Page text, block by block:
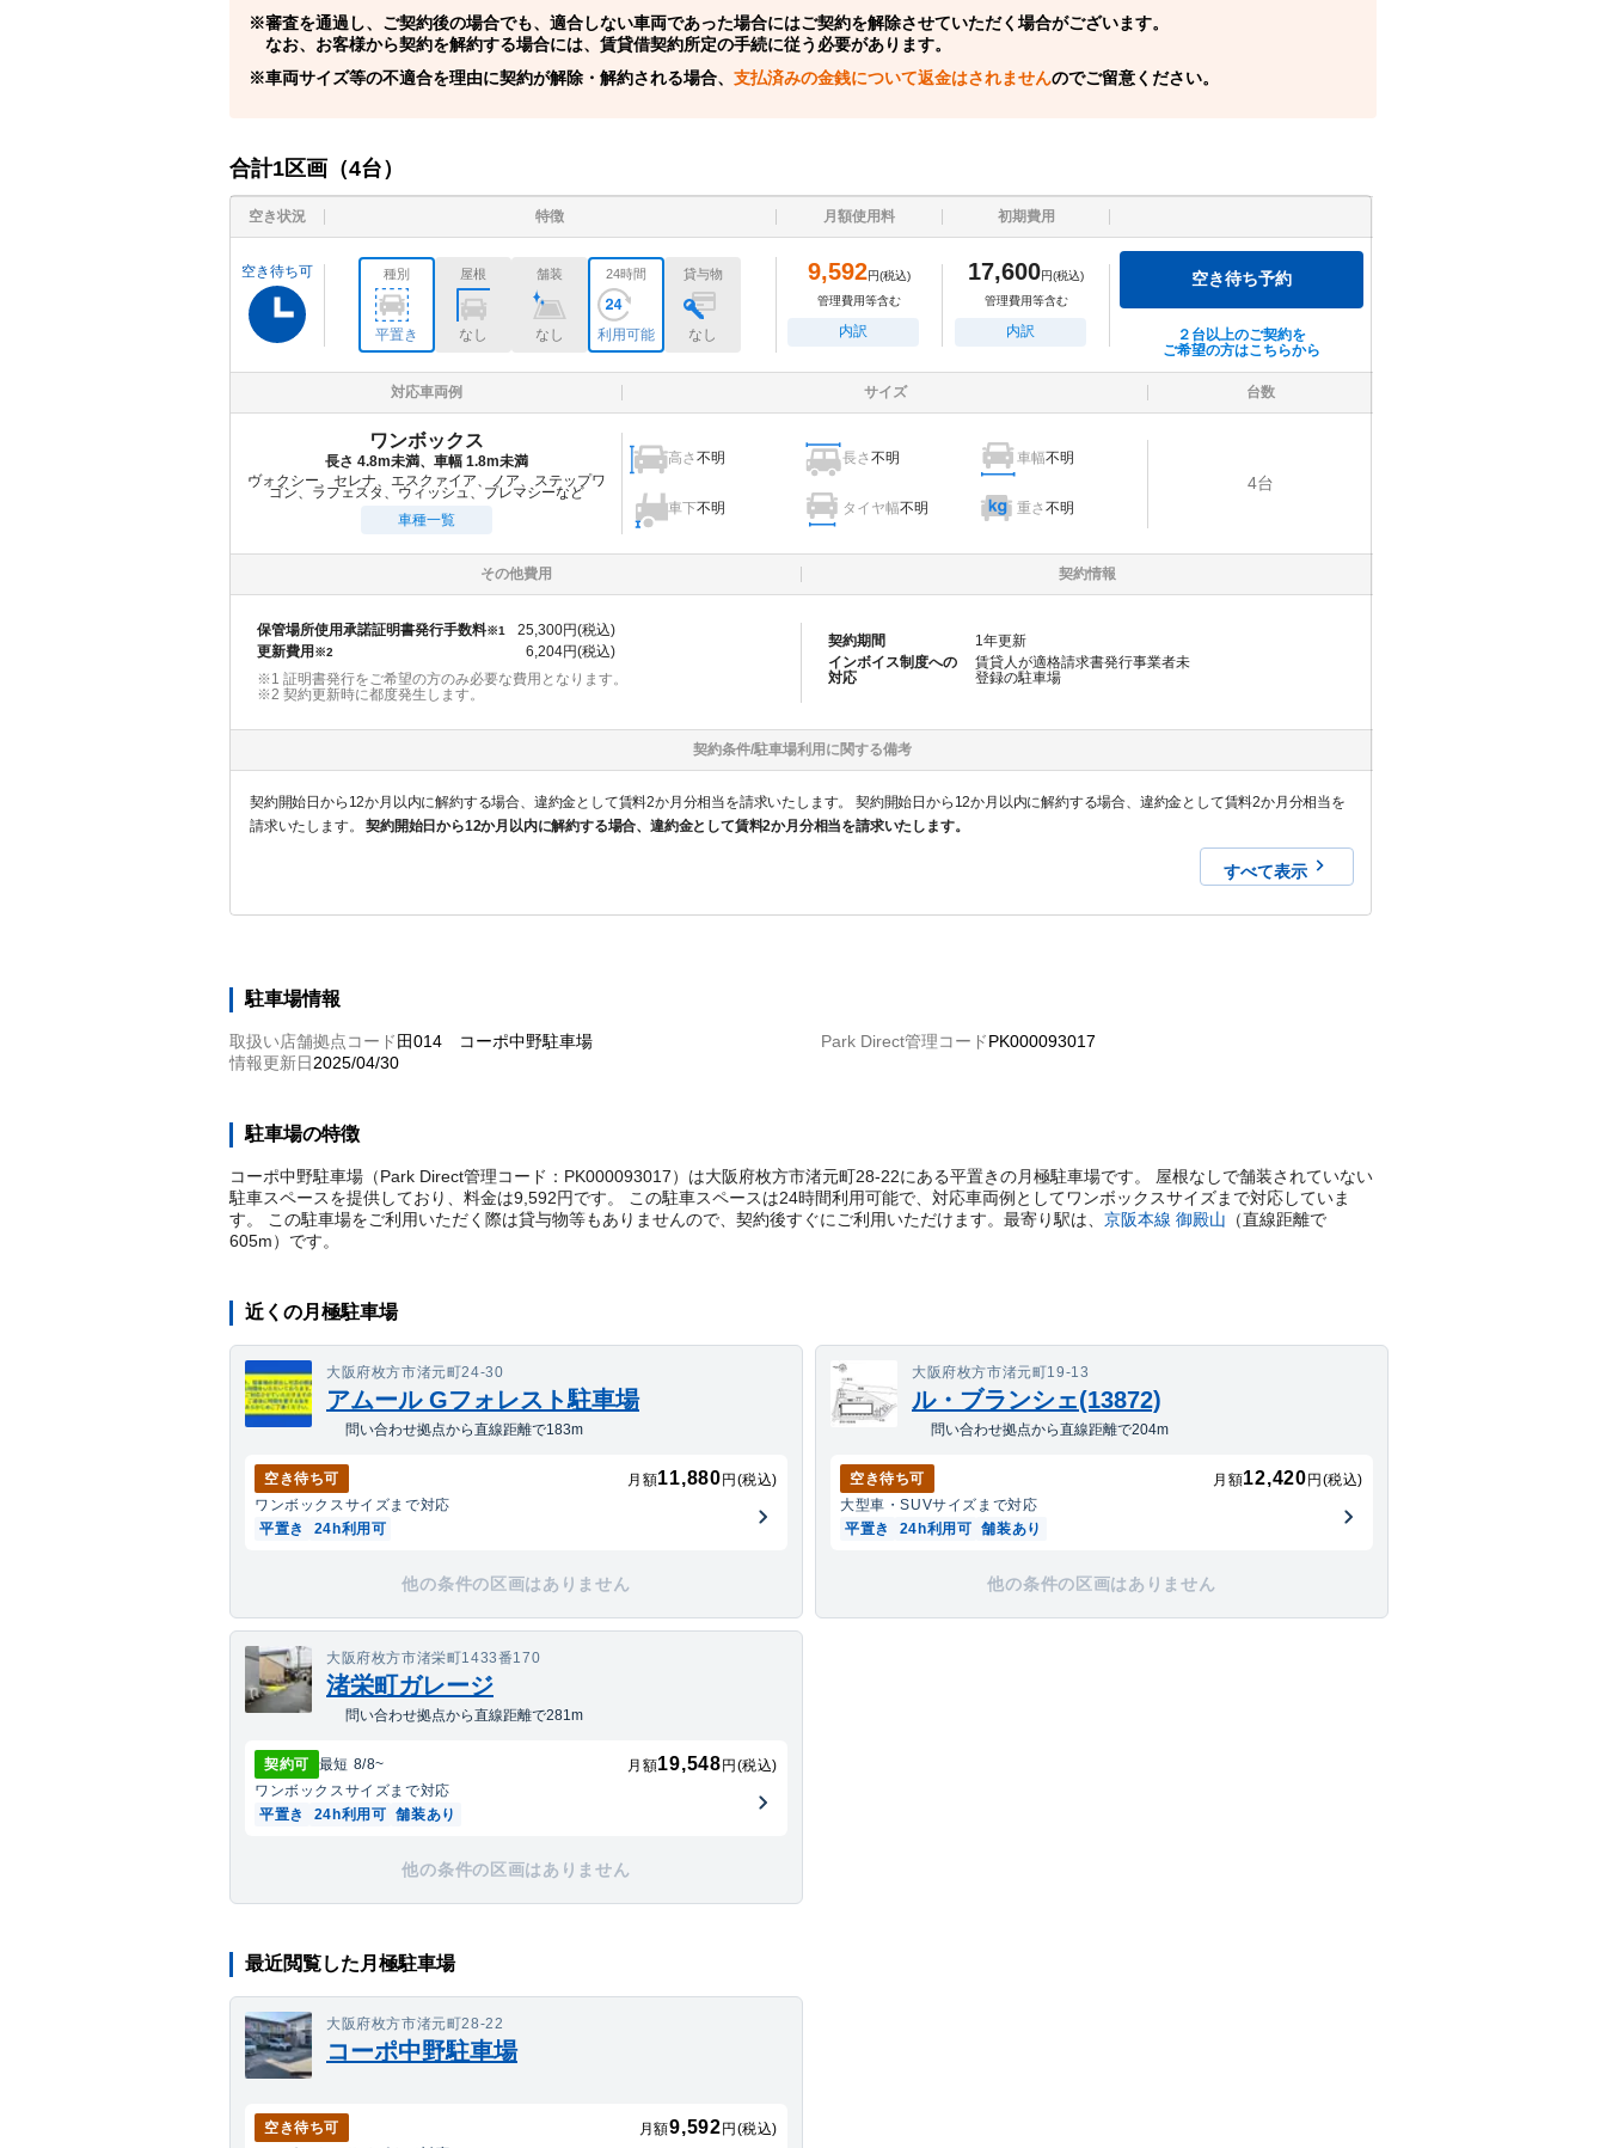
審査を通過し、ご契約後の場合でも、適合しない車両であった場合にはご契約を解除させていただく場合がございます。
なお、お客様から契約を解約する場合には、賃貸借契約所定の手続に従う必要があります。
車両サイズ等の不適合を理由に契約が解除・解約される場合、 支払済みの金銭について返金はされませんのでご留意ください。
合計1区画（4台）
空き状況 特徴 月額使用料 初期費用
空き待ち可 種別
平置き
屋根
なし
舗装
なし
24時間
利用可能
貸与物
なし
9,592円(税込)
管理費用等含む
内訳
17,600円(税込)
管理費用等含む
内訳
空き待ち予約
２台以上のご契約を
ご希望の方はこちらから
対応車両例 サイズ 台数
ワンボックス
長さ 4.8m未満、車幅 1.8m未満
ヴォクシー、セレナ、エスクァイア、ノア、ステップワ
ゴン、ラフェスタ、ウィッシュ、プレマシーなど
車種一覧
高さ不明 長さ不明 車幅不明
車下不明 タイヤ幅不明 重さ不明
4台
その他費用 契約情報
保管場所使用承諾証明書発行手数料※1 25,300円(税込)
更新費用※2 6,204円(税込)
※1 証明書発行をご希望の方のみ必要な費用となります。
※2 契約更新時に都度発生します。
契約期間 1年更新
インボイス制度への
対応
賃貸人が適格請求書発行事業者未
登録の駐車場
契約条件/駐車場利用に関する備考
契約開始日から12か月以内に解約する場合、違約金として賃料2か月分相当を請求いたします。 契約開始日から12か月以内に解約する場合、違約金として賃料2か月分相当を
請求いたします。契約開始日から12か月以内に解約する場合、違約金として賃料2か月分相当を請求いたします。
すべて表示
駐車場情報
取扱い店舗拠点コード 田014 コーポ中野駐車場 Park Direct管理コードPK000093017
情報更新日2025/04/30
駐車場の特徴
コーポ中野駐車場（Park Direct管理コード：PK000093017）は大阪府枚方市渚元町28-22にある平置きの月極駐車場です。 屋根なしで舗装されていない
駐車スペースを提供しており、料金は9,592円です。 この駐車スペースは24時間利用可能で、対応車両例としてワンボックスサイズまで対応していま
す。 この駐車場をご利用いただく際は貸与物等もありませんので、契約後すぐにご利用いただけます。 最寄り駅は、 京阪本線 御殿山 （直線距離で
605m） です。
近くの月極駐車場
大阪府枚方市渚元町24-30
アムール Gフォレスト駐車場
問い合わせ拠点から直線距離で183m
空き待ち可 月額11,880 円(税込)
ワンボックスサイズまで対応
平置き
24h利用可
他の条件の区画はありません
大阪府枚方市渚元町19-13
ル・ブランシェ(13872)
問い合わせ拠点から直線距離で204m
空き待ち可 月額12,420 円(税込)
大型車・SUVサイズまで対応
平置き
24h利用可 舗装あり
他の条件の区画はありません
大阪府枚方市渚栄町1433番170
渚栄町ガレージ
問い合わせ拠点から直線距離で281m
契約可 最短 8/8~ 月額19,548 円(税込)
ワンボックスサイズまで対応
平置き
24h利用可 舗装あり
他の条件の区画はありません
最近閲覧した月極駐車場
大阪府枚方市渚元町28-22
コーポ中野駐車場
空き待ち可 月額9,592 円(税込)